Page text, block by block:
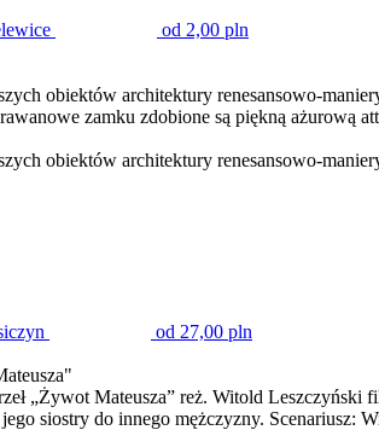
od 2,00 pln
obiektów architektury renesansowo-
zamku zdobione są piękną ażurową
obiektów architektury renesansowo-
od 27,00 pln
„Żywot Mateusza” reż. Witold Leszczyński
siostry do innego mężczyzny.